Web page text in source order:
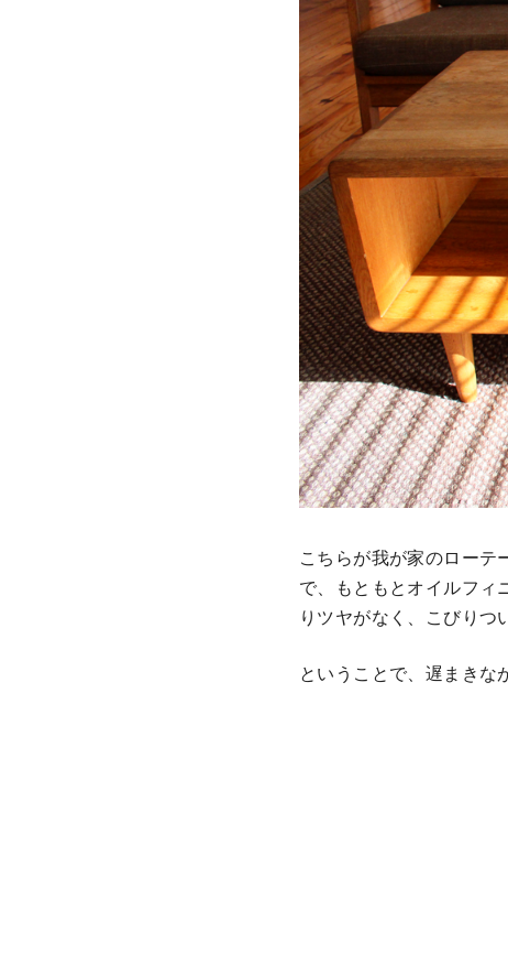
こちらが我が家のローテ
で、もともとオイルフィ
りツヤがなく、こびりつ
ということで、遅まきな